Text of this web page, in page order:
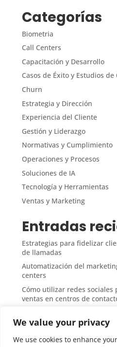
We value your privacy
We use cookies to enhance
Categorías
Biometria
Call Centers
Capacitación y Desarrollo
Casos de Éxito y Estudios de
Churn
Estrategia y Dirección
Experiencia del Cliente
Gestión y Liderazgo
Normativas y Cumplimiento
Operaciones y Procesos
Soluciones de IA
Tecnología y Herramientas
Ventas y Marketing
Entradas
Estrategias para fidelizar
de llamadas
Automatización del
centers
Cómo utilizar redes sociales
ventas en centros de
centers
Técnicas de upselling y
telefónica